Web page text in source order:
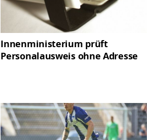
Innenministerium prüft
Personalausweis ohne Adresse